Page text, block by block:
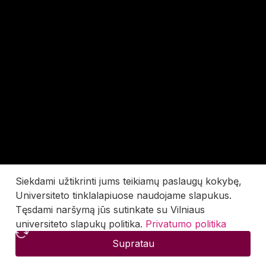
Siekdami užtikrinti jums teikiamų paslaugų kokybę,
Universiteto tinklalapiuose naudojame slapukus.
Tęsdami naršymą jūs sutinkate su Vilniaus
universiteto slapukų politika. Privatumo politika
Supratau